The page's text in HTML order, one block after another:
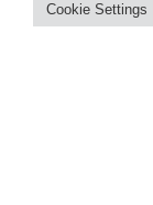
Cookie Settings